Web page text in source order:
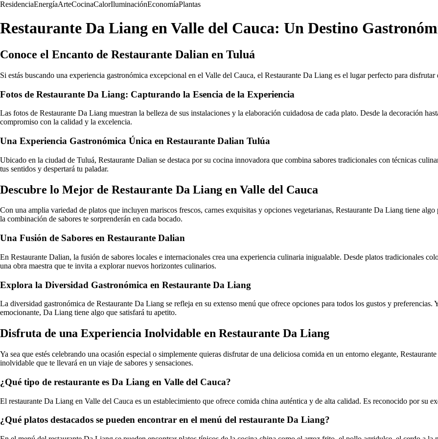
ResidenciaEnergíaArteCocinaCalorIluminaciónEconomíaPlantas
Restaurante Da Liang en Valle del Cauca: Un Destino
Conoce el Encanto de Restaurante Dalian en Tuluá
Si estás buscando una experiencia gastronómica excepcional en el Valle del Cauca, el Restaurante Da Liang es el lugar perfecto para
Fotos de Restaurante Da Liang: Capturando la Esencia de la Experiencia
Las fotos de Restaurante Da Liang muestran la belleza de sus instalaciones y la elaboración cuidadosa de cada plato. Desde la decoración
compromiso con la calidad y la excelencia.
Una Experiencia Gastronómica Única en Restaurante Dalian Tulúa
Ubicado en la ciudad de Tuluá, Restaurante Dalian se destaca por su cocina innovadora que combina sabores tradicionales con técnicas
tus sentidos y despertará tu paladar.
Descubre lo Mejor de Restaurante Da Liang en Valle del Cauca
Con una amplia variedad de platos que incluyen mariscos frescos, carnes exquisitas y opciones vegetarianas, Restaurante Da Liang tiene
la combinación de sabores te sorprenderán en cada bocado.
Una Fusión de Sabores en Restaurante Dalian
En Restaurante Dalian, la fusión de sabores locales e internacionales crea una experiencia culinaria inigualable. Desde platos tradicionales
una obra maestra que te invita a explorar nuevos horizontes culinarios.
Explora la Diversidad Gastronómica en Restaurante Da Liang
La diversidad gastronómica de Restaurante Da Liang se refleja en su extenso menú que ofrece opciones para todos los gustos y
emocionante, Da Liang tiene algo que satisfará tu apetito.
Disfruta de una Experiencia Inolvidable en Restaurante Da Liang
Ya sea que estés celebrando una ocasión especial o simplemente quieras disfrutar de una deliciosa comida en un entorno elegante,
inolvidable que te llevará en un viaje de sabores y sensaciones.
¿Qué tipo de restaurante es Da Liang en Valle del Cauca?
El restaurante Da Liang en Valle del Cauca es un establecimiento que ofrece comida china auténtica y de alta calidad. Es reconocido por su
¿Qué platos destacados se pueden encontrar en el menú del restaurante Da Liang?